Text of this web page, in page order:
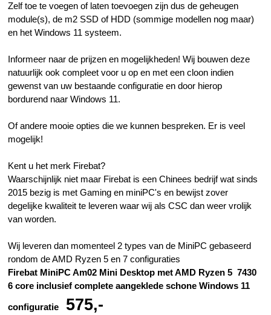
Zelf toe te voegen of laten toevoegen zijn dus de geheugen
module(s), de m2 SSD of HDD (sommige modellen nog maar)
en het Windows 11 systeem.
Informeer naar de prijzen en mogelijkheden! Wij bouwen deze
natuurlijk ook compleet voor u op en met een cloon indien
gewenst van uw bestaande configuratie en door hierop
bordurend naar Windows 11.
Of andere mooie opties die we kunnen bespreken. Er is veel
mogelijk!
Kent u het merk Firebat?
Waarschijnlijk niet maar Firebat is een Chinees bedrijf wat sinds
2015 bezig is met Gaming en miniPC's en bewijst zover
degelijke kwaliteit te leveren waar wij als CSC dan weer vrolijk
van worden.
Wij leveren dan momenteel 2 types van de MiniPC gebaseerd
rondom de AMD Ryzen 5 en 7 configuraties
Firebat MiniPC Am02 Mini Desktop met AMD Ryzen 5 7430
6 core inclusief complete aangeklede schone Windows 11
configuratie 575,-